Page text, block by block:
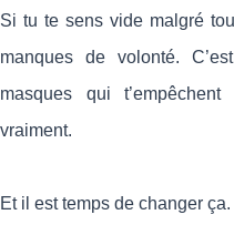
Si tu te sens vide malgré
manques de volonté.
masques qui
vraiment.
Et il est temps de changer ça.